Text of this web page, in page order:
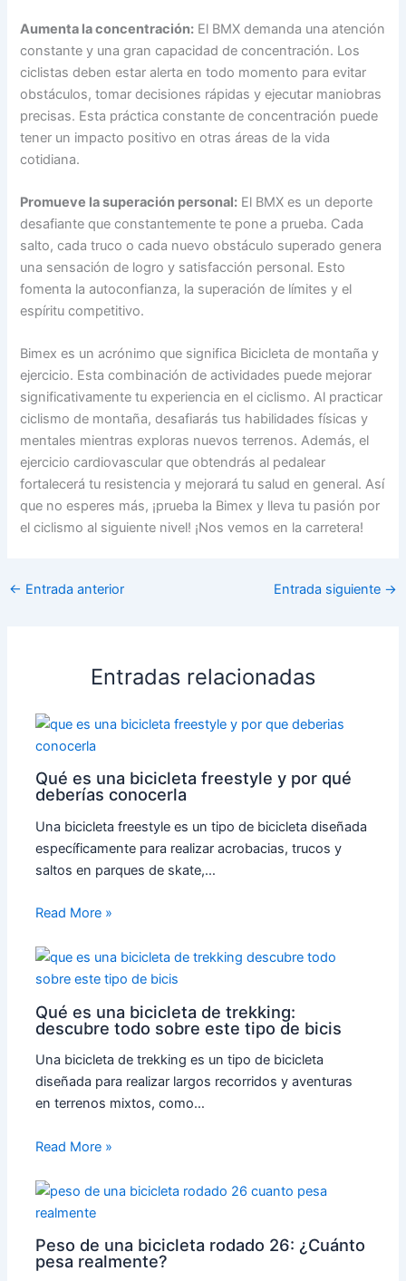
Aumenta la concentración: El BMX demanda una atención
constante y una gran capacidad de concentración. Los
ciclistas deben estar alerta en todo momento para evitar
obstáculos, tomar decisiones rápidas y ejecutar maniobras
precisas. Esta práctica constante de concentración puede
tener un impacto positivo en otras áreas de la vida
cotidiana.
Promueve la superación personal: El BMX es un deporte
desafiante que constantemente te pone a prueba. Cada
salto, cada truco o cada nuevo obstáculo superado genera
una sensación de logro y satisfacción personal. Esto
fomenta la autoconfianza, la superación de límites y el
espíritu competitivo.
Bimex es un acrónimo que significa Bicicleta de montaña y
ejercicio. Esta combinación de actividades puede mejorar
significativamente tu experiencia en el ciclismo. Al practicar
ciclismo de montaña, desafiarás tus habilidades físicas y
mentales mientras exploras nuevos terrenos. Además, el
ejercicio cardiovascular que obtendrás al pedalear
fortalecerá tu resistencia y mejorará tu salud en general. Así
que no esperes más, ¡prueba la Bimex y lleva tu pasión por
el ciclismo al siguiente nivel! ¡Nos vemos en la carretera!
← Entrada anterior Entrada siguiente →
Entradas relacionadas
Qué es una bicicleta freestyle y por qué
deberías conocerla
Una bicicleta freestyle es un tipo de bicicleta diseñada
específicamente para realizar acrobacias, trucos y
saltos en parques de skate,…
Read More »
Qué es una bicicleta de trekking:
descubre todo sobre este tipo de bicis
Una bicicleta de trekking es un tipo de bicicleta
diseñada para realizar largos recorridos y aventuras
en terrenos mixtos, como…
Read More »
Peso de una bicicleta rodado 26: ¿Cuánto
pesa realmente?